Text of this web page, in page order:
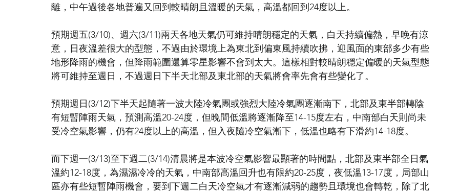
離，中午過後各地普遍又回到較晴朗且溫暖的天氣，高溫都回到24度以上。
預期週五(3/10)、週六(3/11)兩天各地天氣仍可維持晴朗穩定的天氣，白天持續偏熱，早晚有涼
意，日夜溫差很大的型態，不過由於環境上為東北到偏東風持續吹拂，迎風面的東部多少有些
地形降雨的機會，但降雨範圍還算零星影響不會到太大。這樣相對較晴朗穩定偏暖的天氣型態
將可維持至週日，不過週日下半天北部及東北部的天氣將會率先會有些變化了。
預期週日(3/12)下半天起隨著一波大陸冷氣團或強烈大陸冷氣團逐漸南下，北部及東半部轉陰
有短暫陣雨天氣，預測高溫20-24度，但晚間低溫將逐漸降至14-15度左右，中南部白天則尚未
受冷空氣影響，仍有24度以上的高溫，但入夜隨冷空氣漸下，低溫也略有下滑約14-18度。
而下週一(3/13)至下週二(3/14)清晨將是本波冷空氣影響最顯著的時間點，北部及東半部全日氣
溫約12-18度，為濕濕冷冷的天氣，中南部高溫回升也有限約20-25度，夜低溫13-17度，局部山
區亦有些短暫陣雨機會，要到下週二白天冷空氣才有逐漸減弱的趨勢且環境也會轉乾，除了北